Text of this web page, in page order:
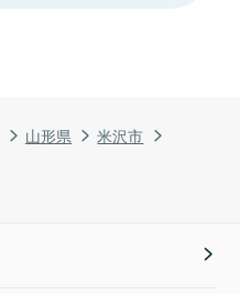
山形県
米沢市